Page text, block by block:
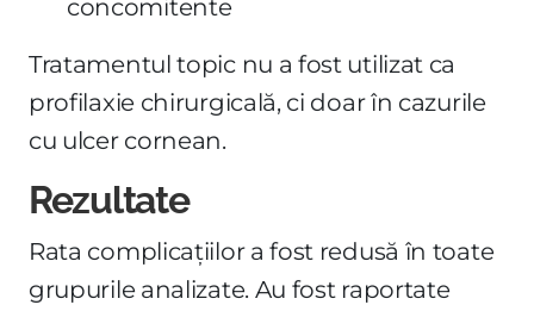
concomitente
Tratamentul topic nu a fost utilizat ca
profilaxie chirurgicală, ci doar în cazurile
cu ulcer cornean.
Rezultate
Rata complicațiilor a fost redusă în toate
grupurile analizate. Au fost raportate